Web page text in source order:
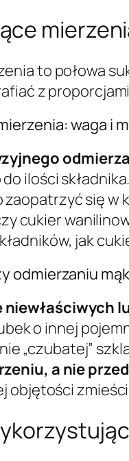
to połowa
z
waga i
ilości składnika.
zaopatrzyć się w
cukier
jak
odmierzaniu
o innej
„czubatej”
a nie